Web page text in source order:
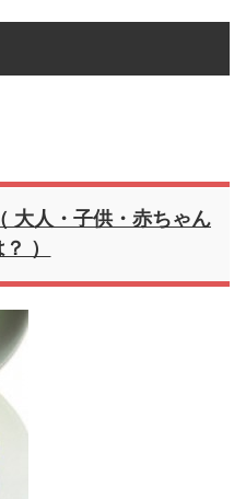
大人・子供・赤ちゃん
）